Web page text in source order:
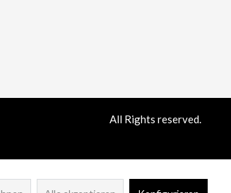
All Rights reserved.